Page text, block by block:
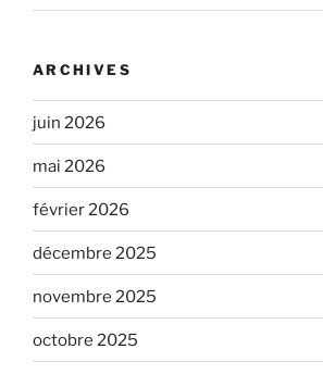
ARCHIVES
juin 2026
mai 2026
février 2026
décembre 2025
novembre 2025
octobre 2025